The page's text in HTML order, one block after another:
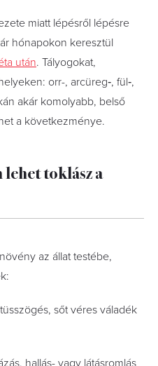
miatt lépésről lépésre
hónapokon keresztül
után. Tályogokat,
orr-, arcüreg‑, fül‑,
akár komolyabb, belső
a következménye.
toklász a
az állat testébe,
sőt véres váladék
hallás- vagy látásromlás